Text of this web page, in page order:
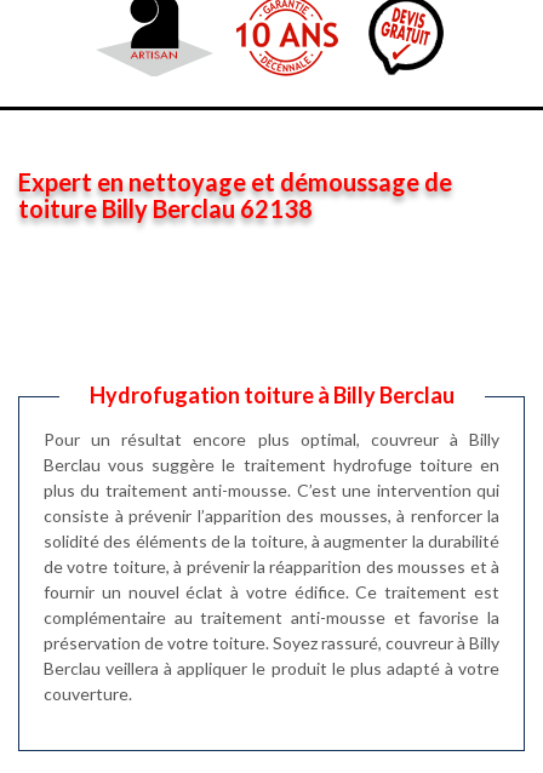
Expert en nettoyage et démoussage de
toiture Billy Berclau 62138
Hydrofugation toiture à Billy Berclau
Pour un résultat encore plus optimal, couvreur à Billy
Berclau vous suggère le traitement hydrofuge toiture en
plus du traitement anti-mousse. C’est une intervention qui
consiste à prévenir l’apparition des mousses, à renforcer la
solidité des éléments de la toiture, à augmenter la durabilité
de votre toiture, à prévenir la réapparition des mousses et à
fournir un nouvel éclat à votre édifice. Ce traitement est
complémentaire au traitement anti-mousse et favorise la
préservation de votre toiture. Soyez rassuré, couvreur à Billy
Berclau veillera à appliquer le produit le plus adapté à votre
couverture.